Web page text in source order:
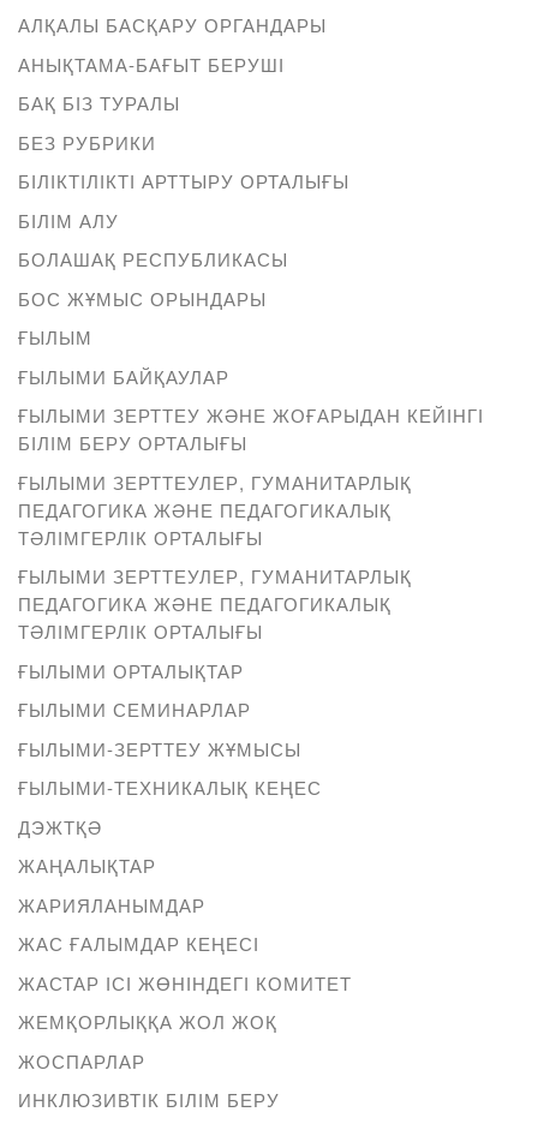
АЛҚАЛЫ БАСҚАРУ ОРГАНДАРЫ
АНЫҚТАМА-БАҒЫТ БЕРУШІ
БАҚ БІЗ ТУРАЛЫ
БЕЗ РУБРИКИ
БІЛІКТІЛІКТІ АРТТЫРУ ОРТАЛЫҒЫ
БІЛІМ АЛУ
БОЛАШАҚ РЕСПУБЛИКАСЫ
БОС ЖҰМЫС ОРЫНДАРЫ
ҒЫЛЫМ
ҒЫЛЫМИ БАЙҚАУЛАР
ҒЫЛЫМИ ЗЕРТТЕУ ЖӘНЕ ЖОҒАРЫДАН КЕЙІНГІ
БІЛІМ БЕРУ ОРТАЛЫҒЫ
ҒЫЛЫМИ ЗЕРТТЕУЛЕР, ГУМАНИТАРЛЫҚ
ПЕДАГОГИКА ЖӘНЕ ПЕДАГОГИКАЛЫҚ
ТӘЛІМГЕРЛІК ОРТАЛЫҒЫ
ҒЫЛЫМИ ЗЕРТТЕУЛЕР, ГУМАНИТАРЛЫҚ
ПЕДАГОГИКА ЖӘНЕ ПЕДАГОГИКАЛЫҚ
ТӘЛІМГЕРЛІК ОРТАЛЫҒЫ
ҒЫЛЫМИ ОРТАЛЫҚТАР
ҒЫЛЫМИ СЕМИНАРЛАР
ҒЫЛЫМИ-ЗЕРТТЕУ ЖҰМЫСЫ
ҒЫЛЫМИ-ТЕХНИКАЛЫҚ КЕҢЕС
ДЭЖТҚӘ
ЖАҢАЛЫҚТАР
ЖАРИЯЛАНЫМДАР
ЖАС ҒАЛЫМДАР КЕҢЕСІ
ЖАСТАР ІСІ ЖӨНІНДЕГІ КОМИТЕТ
ЖЕМҚОРЛЫҚҚА ЖОЛ ЖОҚ
ЖОСПАРЛАР
ИНКЛЮЗИВТІК БІЛІМ БЕРУ